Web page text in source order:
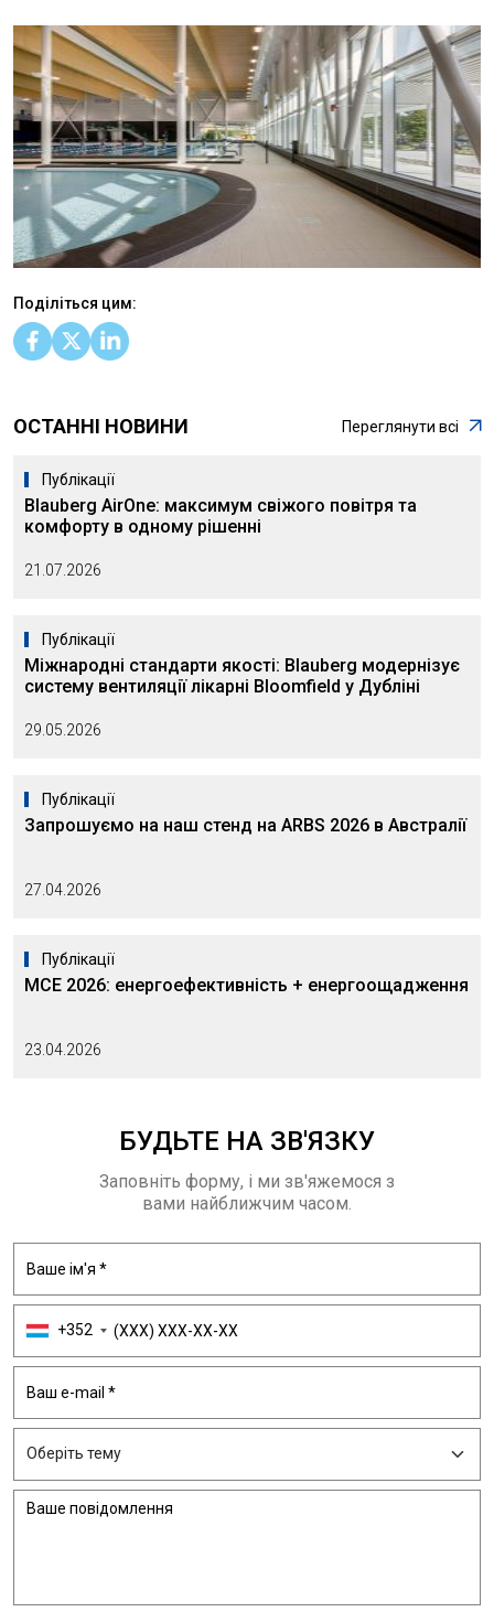
Поділіться цим:
ОСТАННІ НОВИНИ Переглянути всі
Публікації
Blauberg AirOne: максимум свіжого повітря та
комфорту в одному рішенні
21.07.2026
Публікації
Міжнародні стандарти якості: Blauberg модернізує
систему вентиляції лікарні Bloomfield у Дубліні
29.05.2026
Публікації
Запрошуємо на наш стенд на ARBS 2026 в Австралії
27.04.2026
Публікації
MCE 2026: енергоефективність + енергоощадження
23.04.2026
БУДЬТЕ НА ЗВ'ЯЗКУ
Заповніть форму, і ми зв'яжемося з
вами найближчим часом.
+352